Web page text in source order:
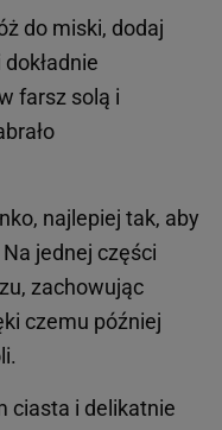
do miski, dodaj
farsz solą i
najlepiej tak, aby
jednej części
zachowując
czemu później
ciasta i delikatnie